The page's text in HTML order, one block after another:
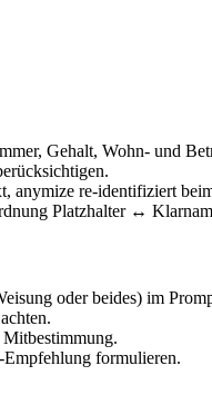
Gehalt, Wohn- und
anymize re-identifiziert
Platzhalter ↔
oder beides) im
formulieren.